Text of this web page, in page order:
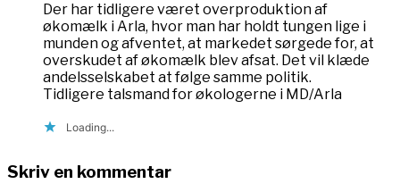
Der har tidligere været overproduktion af
økomælk i Arla, hvor man har holdt tungen lige i
munden og afventet, at markedet sørgede for, at
overskudet af økomælk blev afsat. Det vil klæde
andelsselskabet at følge samme politik.
Tidligere talsmand for økologerne i MD/Arla
Loading...
Skriv en kommentar